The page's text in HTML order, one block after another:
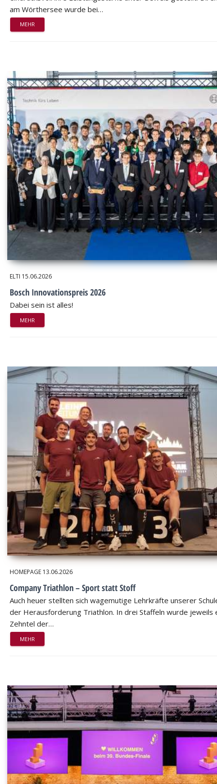
am Wörthersee wurde bei…
MEHR
ELTI 15.06.2026
Bosch Innovationspreis 2026
Dabei sein ist alles!
MEHR
HOMEPAGE 13.06.2026
Company Triathlon – Sport statt Stoff
Auch heuer stellten sich wagemutige Lehrkräfte unserer
der Herausforderung Triathlon. In drei Staffeln wurde jeweils
Zehntel der…
MEHR